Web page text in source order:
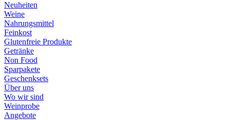
Neuheiten
Weine
Nahrungsmittel
Feinkost
Glutenfreie Produkte
Getränke
Non Food
Sparpakete
Geschenksets
Über uns
Wo wir sind
Weinprobe
Angebote